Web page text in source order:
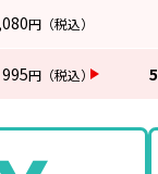
x 2箇所
4.9mm幅まで
円 （税込）
995円 （税込） 5